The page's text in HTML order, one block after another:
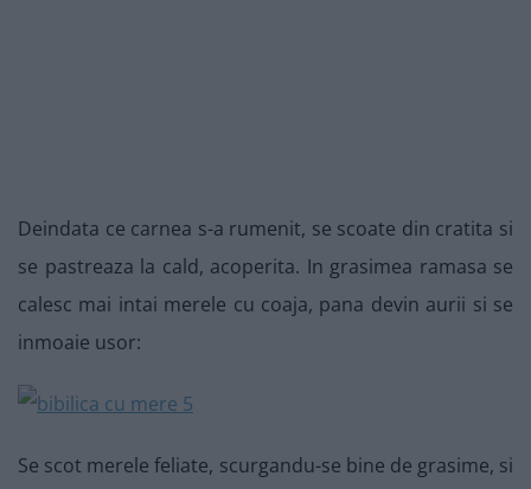
Deindata ce carnea s-a rumenit, se scoate din cratita si
se pastreaza la cald, acoperita. In grasimea ramasa se
calesc mai intai merele cu coaja, pana devin aurii si se
inmoaie usor:
Se scot merele feliate, scurgandu-se bine de grasime, si